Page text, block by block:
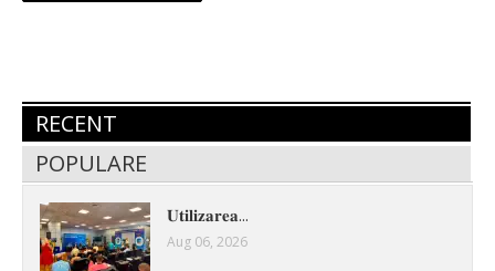
RECENT
POPULARE
𝐔𝐭𝐢𝐥𝐢𝐳𝐚𝐫𝐞𝐚...
Aug 06, 2026